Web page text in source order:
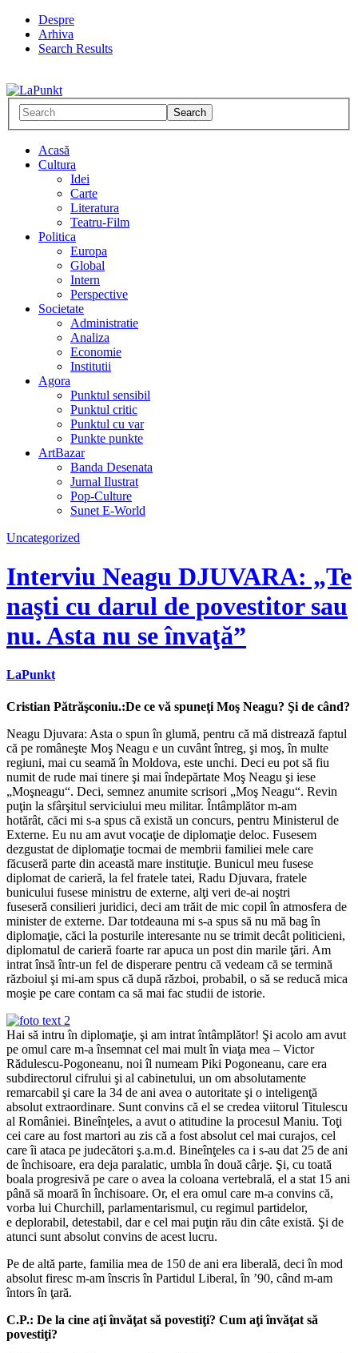
Despre
Arhiva
Search Results
Acasă
Cultura
Idei
Carte
Literatura
Teatru-Film
Politica
Europa
Global
Intern
Perspective
Societate
Administratie
Analiza
Economie
Institutii
Agora
Punktul sensibil
Punktul critic
Punktul cu var
Punkte punkte
ArtBazar
Banda Desenata
Jurnal Ilustrat
Pop-Culture
Sunet E-World
Uncategorized
Interviu Neagu DJUVARA: „Te
naşti cu darul de povestitor sau
nu. Asta nu se învaţă”
LaPunkt
Cristian Pătrăşconiu.:De ce vă spuneţi Moş Neagu? Şi de când?
Neagu Djuvara: Asta o spun în glumă, pentru că mă distrează faptul
că pe româneşte Moş Neagu e un cuvânt întreg, şi moş, în multe
regiuni, mai cu seamă în Moldova, este unchi. Deci eu pot să fiu
numit de rude mai tinere şi mai îndepărtate Moş Neagu şi iese
„Moşneagu“. Deci, semnez anumite scrisori „Moş Neagu“. Revin
puţin la sfârşitul serviciului meu militar. Întâmplător m-am
hotărât, căci mi s-a spus că există un concurs, pentru Ministerul de
Externe. Eu nu am avut vocaţie de diplomaţie deloc. Fusesem
dezgustat de diplomaţie tocmai de membrii familiei mele care
făcuseră parte din această mare instituţie. Bunicul meu fusese
diplomat de carieră, la fel fratele tatei, Radu Djuvara, fratele
bunicului fusese ministru de externe, alţi veri de-ai noştri
fuseseră consilieri juridici, deci am trăit de mic copil în atmosfera de
minister de externe. Dar totdeauna mi s-a spus să nu mă bag în
diplomaţie, căci la posturile interesante nu se trimit decât politicieni,
diplomatul de carieră foarte rar apuca un post din marile ţări. Am
intrat însă într-un fel de disperare pentru că vedeam că se termină
războiul şi mi-am spus că după război, probabil, o să se reducă mica
moşie pe care contam ca să mai fac studii de istorie.
Hai să intru în diplomaţie, şi am intrat întâmplător! Şi acolo am avut
pe omul care m-a însemnat cel mai mult în viaţa mea – Victor
Rădulescu-Pogoneanu, noi îl numeam Piki Pogoneanu, care era
subdirectorul cifrului şi al cabinetului, un om absolutamente
remarcabil şi care la 34 de ani avea o autoritate şi o inteligenţă
absolut extraordinare. Sunt convins că el se credea viitorul Titulescu
al României. Bineînţeles, a avut o atitudine la procesul Maniu. Toţi
cei care au fost martori au zis că a fost absolut cel mai curajos, cel
care îi ataca pe judecători ş.a.m.d. Bineînţeles ca i s-au dat 25 de ani
de închisoare, era deja paralatic, umbla în două cârje. Şi, cu toată
boala progresivă pe care o avea la coloana vertebrală, el a stat 15 ani
până să moară în închisoare. Or, el era omul care m-a convins că,
vorba lui Churchill, parlamentarismul, cu regimul partidelor,
e deplorabil, detestabil, dar e cel mai puţin rău din câte există. Şi de
atunci sunt absolut convins de acest lucru.
Pe de altă parte, familia mea de 150 de ani era liberală, deci în mod
absolut firesc m-am înscris în Partidul Liberal, în ’90, când m-am
întors în ţară.
C.P.: De la cine aţi învăţat să povestiţi? Cum aţi învăţat să
povestiţi?